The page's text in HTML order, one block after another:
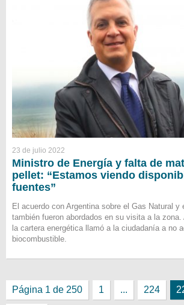
23 de julio 2022
Ministro de Energía y falta de
pellet: “Estamos viendo
fuentes”
El acuerdo con Argentina sobre el Gas Natural y
también fueron abordados en su visita a la
la cartera energética llamó a la ciudadanía a no
biocombustible.
Página 1 de 250 1 ... 224